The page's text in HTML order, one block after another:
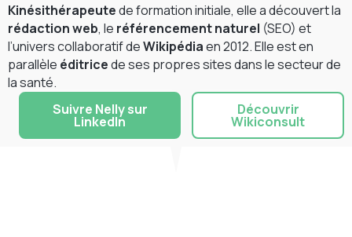
Kinésithérapeutede formation initiale, elle a découvert la
rédaction web, le référencement naturel (SEO) et
l’univers collaboratif deWikipédiaen 2012. Elle est en
parallèle éditricede ses propres sites dans le secteur de
la santé.
Suivre Nelly sur
LinkedIn
Découvrir
Wikiconsult